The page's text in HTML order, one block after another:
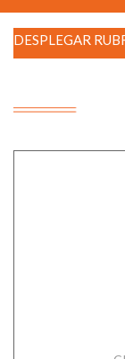
DESPLEGAR